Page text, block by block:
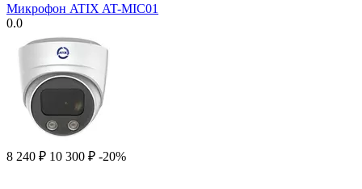
Микрофон ATIX AT-MIC01
0.0
8 240 ₽ 10 300 ₽ -20%